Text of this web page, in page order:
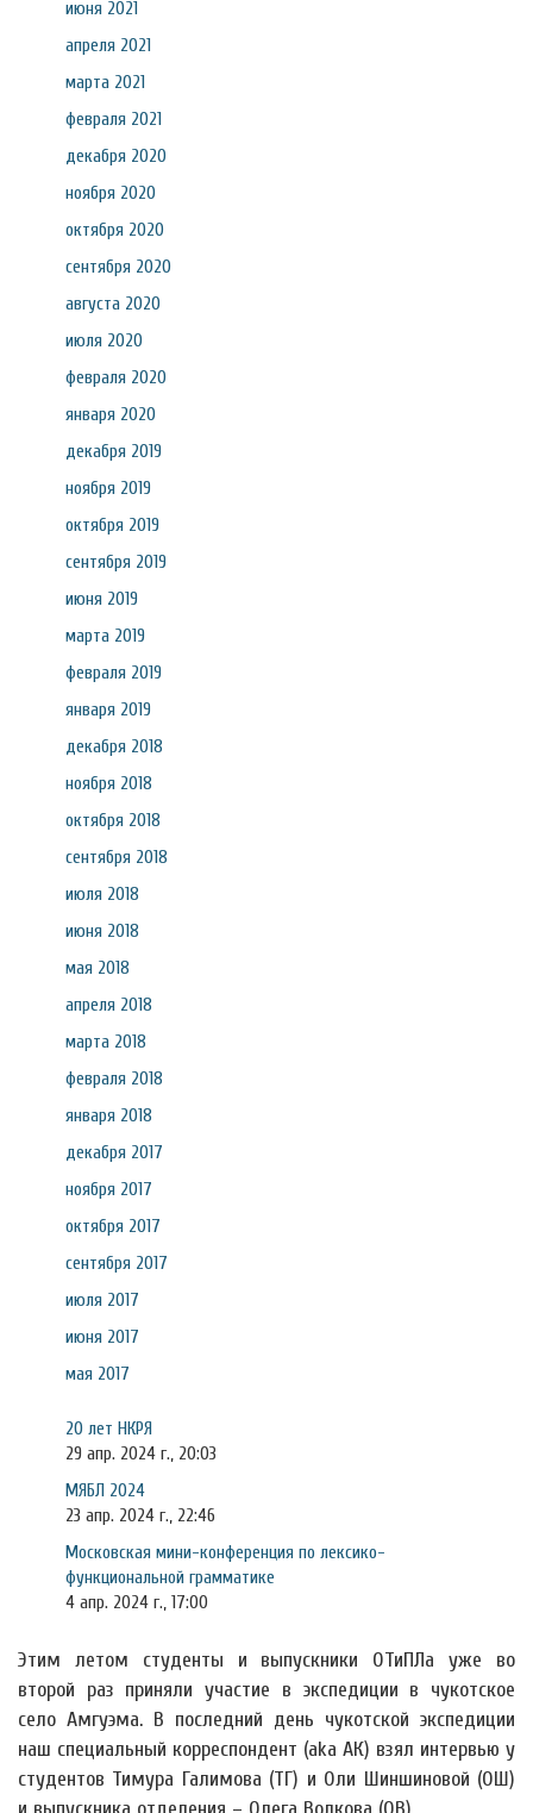
июня 2021
апреля 2021
марта 2021
февраля 2021
декабря 2020
ноября 2020
октября 2020
сентября 2020
августа 2020
июля 2020
февраля 2020
января 2020
декабря 2019
ноября 2019
октября 2019
сентября 2019
июня 2019
марта 2019
февраля 2019
января 2019
декабря 2018
ноября 2018
октября 2018
сентября 2018
июля 2018
июня 2018
мая 2018
апреля 2018
марта 2018
февраля 2018
января 2018
декабря 2017
ноября 2017
октября 2017
сентября 2017
июля 2017
июня 2017
мая 2017
20 лет НКРЯ
29 апр. 2024 г., 20:03
МЯБЛ 2024
23 апр. 2024 г., 22:46
Московская мини-конференция по лексико-
функциональной грамматике
4 апр. 2024 г., 17:00
Этим летом студенты и выпускники ОТиПЛа уже во
второй раз приняли участие в экспедиции в чукотское
село Амгуэма. В последний день чукотской экспедиции
наш специальный корреспондент (aka АК) взял интервью у
студентов Тимура Галимова (ТГ) и Оли Шиншиновой (ОШ)